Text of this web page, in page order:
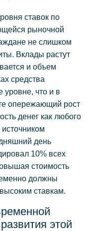
ставок по
рыночной
не слишком
Вклады растут
и объем
средства
уровне, что и в
опережающий рост
денег как любого
день
10% всех
стоимость
должны
ставкам.
этой